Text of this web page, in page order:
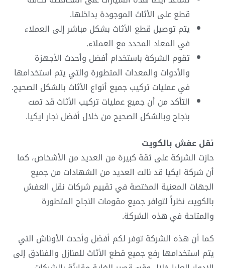
قطع على الأثاث الموجودة بداخلها.
يتم توصيل قطع الأثاث بشكل مباشر إلى العملاء
في المعاد المحدد مع العملاء.
تقوم الشركة باستخدام أفضل وأحدث الأجهزة
والأدوات والمعدات المتطورة والتي يتم استخدامها
في عمليات تركيب جميع أنواع الأثاث بالشكل الصحيح.
التأكد من أن جميع عمليات تركيب الأثاث قد تمت
بنجاح وبالشكل الصحيح من خلال أفضل نجار ايكيا.
نقل عفش بالكويت
حازت الشركة على ثقة كبيرة من العديد من الأشخاص، كما
أن شركة ايكيا قد نالت العديد من الشهادات من جميع
الجهات المعنية المختصة في تقييم شركات نقل العفش
بالكويت نظراً لتوافر جميع مقومات النجاح المتطورة
والمتاحة في هذه الشركة.
كما أن هذه الشركة توفر لكم أفضل وأحدث الأوناش التي
يتم استخدامها رفع جميع قطع الأثاث للمنازل والفنادق إلى